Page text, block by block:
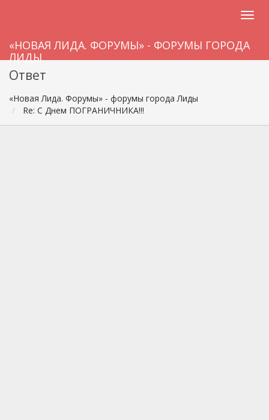
«НОВАЯ ЛИДА. ФОРУМЫ» - ФОРУМЫ ГОРОДА
ЛИДЫ
Ответ
«Новая Лида. Форумы» - форумы города Лиды
Re: С Днем ПОГРАНИЧНИКА!!!